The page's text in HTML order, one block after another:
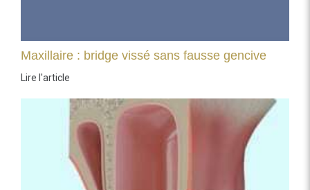
Maxillaire : bridge vissé sans fausse gencive
Lire l'article